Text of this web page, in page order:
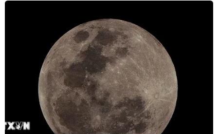
Amazon lần đầu tiên đạt mức vốn
hóa 3.000 tỷ USD nhờ làn sóng lạc
quan mới về AI
03/08/2026 14:35
MB chuẩn bị trả cổ tức cho cổ đông
15%, nâng vốn điều lệ lên 100.000 tỷ